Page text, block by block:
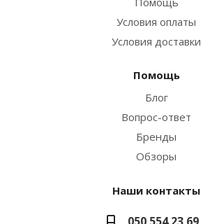
Условия оплаты
Условия доставки
Помощь
Блог
Вопрос-ответ
Бренды
Обзоры
Наши контакты